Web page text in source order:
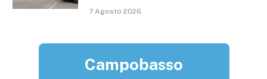
7 Agosto 2026
Campobasso